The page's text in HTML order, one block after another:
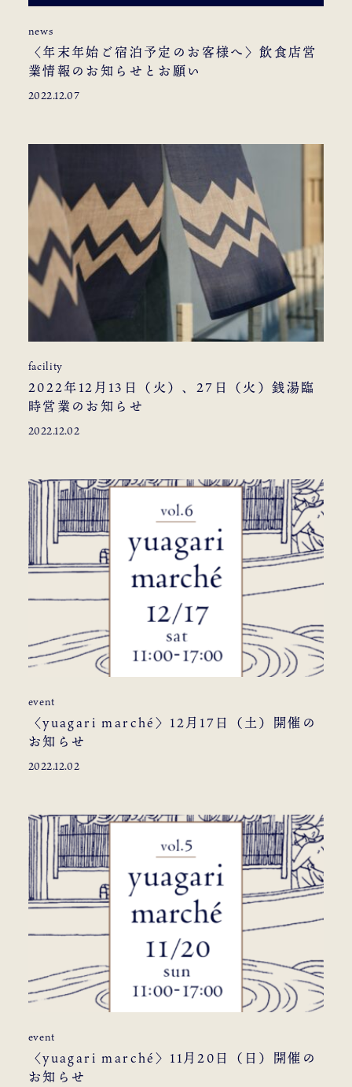
news
〈年末年始ご宿泊予定のお客様へ〉飲食店営
業情報のお知らせとお願い
2022.12.07
facility
2022年12月13日（火）、27日（火）銭湯臨
時営業のお知らせ
2022.12.02
event
〈yuagari marché〉12月17日（土）開催の
お知らせ
2022.12.02
event
〈yuagari marché〉11月20日（日）開催の
お知らせ